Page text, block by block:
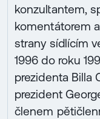
konzultantem,
komentátorem
strany sídlícím
1996 do roku
prezidenta Billa
prezident
členem